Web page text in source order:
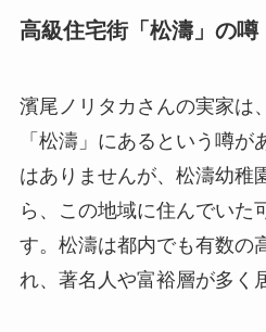
高級住宅街「松濤」の噂
濱尾ノリタカさんの実家は
「松濤」にあるという噂
はありませんが、松濤幼稚
ら、この地域に住んでいた
す。松濤は都内でも有数の
れ、著名人や富裕層が多く